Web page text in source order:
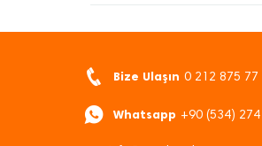
Bize Ulaşın 0 212 875 77
Whatsapp +90 (534)